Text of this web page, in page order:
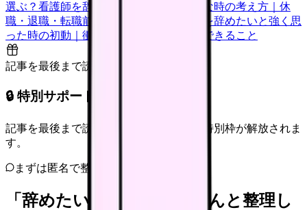
選ぶ？ 看護師を辞めたいけどお金が不安な時の考え方｜休
職・退職・転職前に確認すること
看護師を辞めたいと強く思
った時の初動｜衝動的に辞める前に今日できること
記事を最後まで読むと解放
🔒 特別サポート枠（未開放）
記事を最後まで読むと、転職サポートの特別枠が解放されま
す。
まずは匿名で整理
「辞めたい」を、カンゴさんと整理し